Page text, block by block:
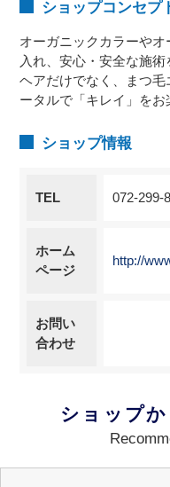
ショップコンセプ
オーガニックカラーや
入れ、安心・安全な施術
ヘアだけでなく、まつ
ータルで「キレイ」をお
ショップ情報
TEL 072-299-
ホーム
ページ
http://
お問い
合わせ
ショップ